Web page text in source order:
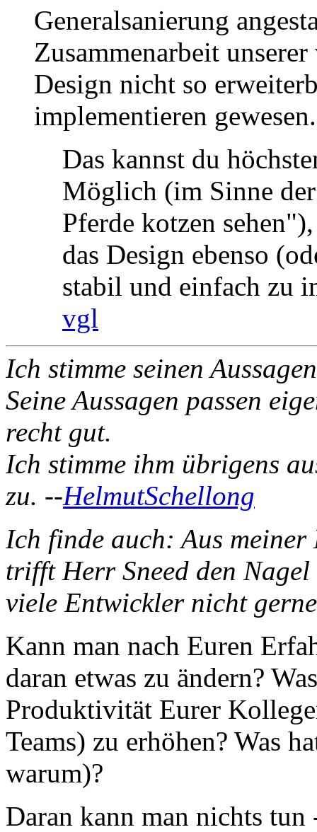
Generalsanierung
Zusammenarbeit
Design nicht so
implementieren gewesen.
Das kannst du
Möglich (im Sinne
Pferde kotzen
das Design ebenso
stabil und einfach zu
vgl
Ich stimme seinen
Seine Aussagen passen
recht gut.
Ich stimme ihm übrigens
zu. --HelmutSchellong
Ich finde auch: Aus
trifft Herr Sneed den
viele Entwickler nicht
Kann man nach Euren
daran etwas zu ändern?
Produktivität Eurer
Teams) zu erhöhen? Was
warum)?
Daran kann man nichts tun